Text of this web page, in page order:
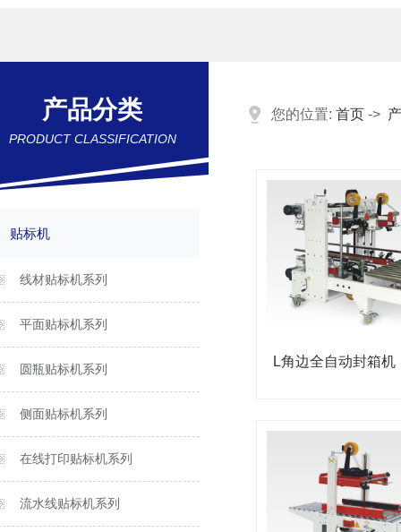
产品分类
PRODUCT CLASSIFICATION
贴标机
线材贴标机系列
平面贴标机系列
圆瓶贴标机系列
侧面贴标机系列
在线打印贴标机系列
流水线贴标机系列
您的位置: 首页 ->
L角边全自动封箱机